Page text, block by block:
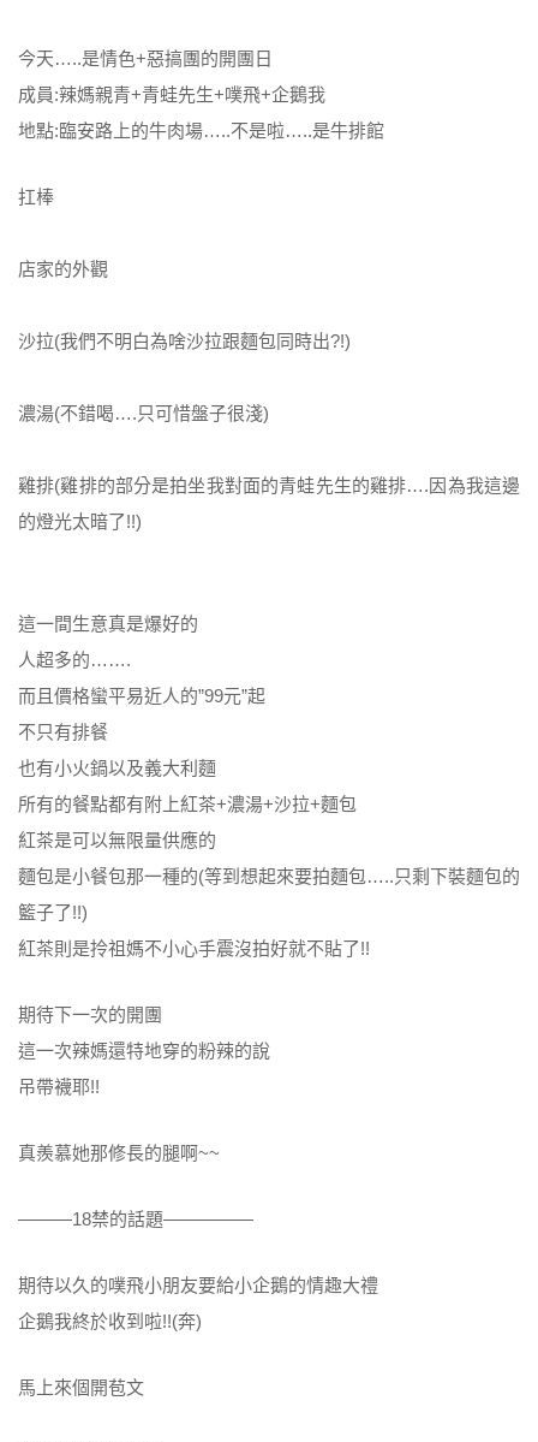
今天…..是情色+惡搞團的開團日
成員:辣媽親青+青蛙先生+噗飛+企鵝我
地點:臨安路上的牛肉場…..不是啦…..是牛排館
扛棒
店家的外觀
沙拉(我們不明白為啥沙拉跟麵包同時出?!)
濃湯(不錯喝….只可惜盤子很淺)
雞排(雞排的部分是拍坐我對面的青蛙先生的雞排….因為我這邊
的燈光太暗了!!)
這一間生意真是爆好的
人超多的…….
而且價格蠻平易近人的”99元”起
不只有排餐
也有小火鍋以及義大利麵
所有的餐點都有附上紅茶+濃湯+沙拉+麵包
紅茶是可以無限量供應的
麵包是小餐包那一種的(等到想起來要拍麵包…..只剩下裝麵包的
籃子了!!)
紅茶則是拎祖媽不小心手震沒拍好就不貼了!!
期待下一次的開團
這一次辣媽還特地穿的粉辣的說
吊帶襪耶!!
真羨慕她那修長的腿啊~~
———18禁的話題—————
期待以久的噗飛小朋友要給小企鵝的情趣大禮
企鵝我終於收到啦!!(奔)
馬上來個開苞文